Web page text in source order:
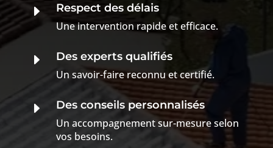
E
Respect des délais
Une intervention rapide et efficace.
E
Des experts qualifiés
Un savoir-faire reconnu et certifié.
E
Des conseils personnalisés
Un accompagnement sur-mesure selon
vos besoins.